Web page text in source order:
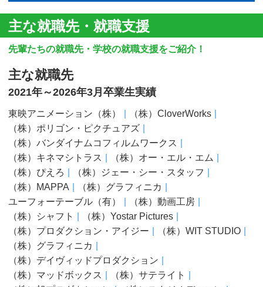
主な就職先・就職支援
先輩たちの就職先・学校の就職支援をご紹介！
主な就職先
2021年～2026年3月卒業生実績
東映アニメーション（株）
（株）CloverWorks
（株）ポリゴン・ピクチュアズ
（株）バンダイナムコフィルムワークス
（株）キネマシトラス
（株）オー・エル・エム
（株）ぴえろ
（株）ジェー・シー・スタッフ
（株）MAPPA
（株）グラフィニカ
ユーフォーテーブル（有）
（株）動画工房
（株）シャフト
（株）Yostar Pictures
（株）プロダクション・アイジー
（株）WIT STUDIO
（株）グラフィニカ
（株）デイヴィッドプロダクション
（株）マッドボックス
（株）サテライト